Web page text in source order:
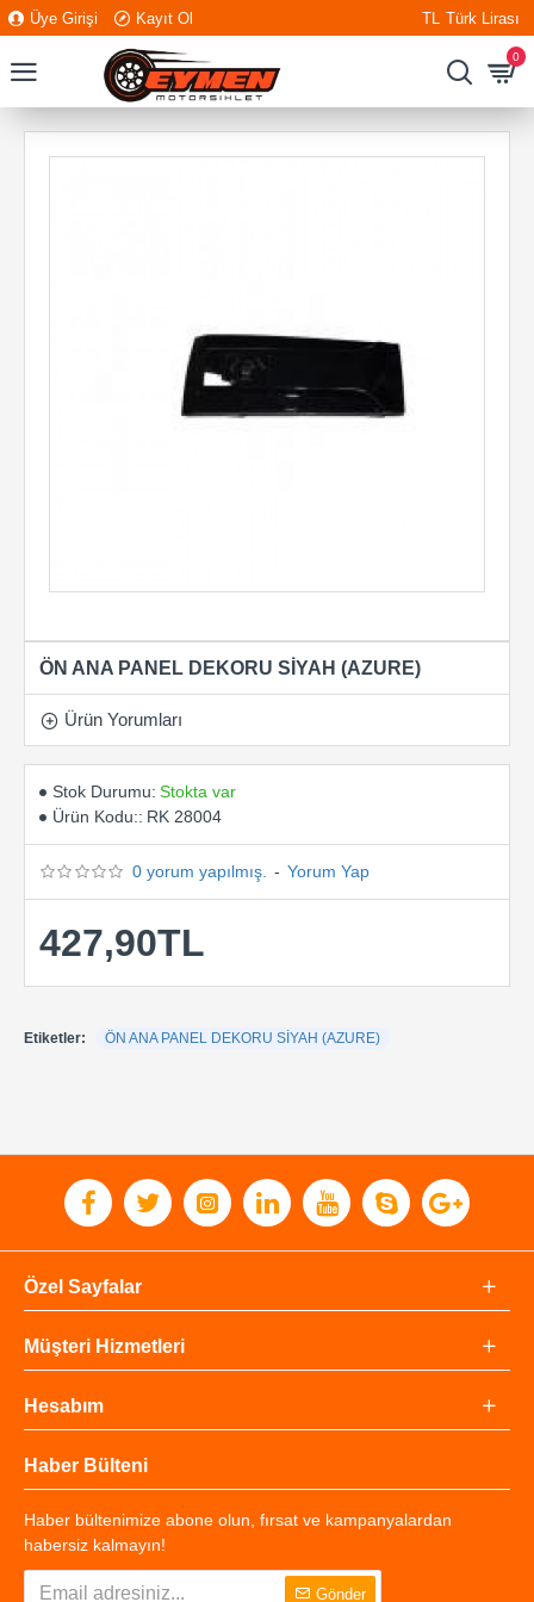
Üye Girişi Kayıt Ol TL Türk Lirası
0
ÖN ANA PANEL DEKORU SİYAH (AZURE)
Ürün Yorumları
Stok Durumu: Stokta var
Ürün Kodu:: RK 28004
0 yorum yapılmış. - Yorum Yap
427,90TL
Etiketler: ÖN ANA PANEL DEKORU SİYAH (AZURE)
Özel Sayfalar
Müşteri Hizmetleri
Hesabım
Haber Bülteni
Haber bültenimize abone olun, fırsat ve kampanyalardan
habersiz kalmayın!
Gönder